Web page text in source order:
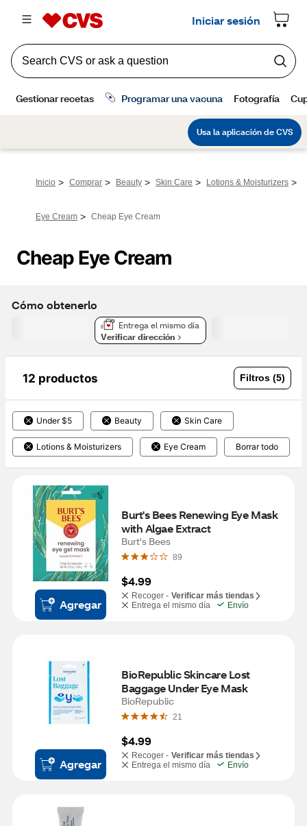
Inicio > Comprar > Beauty > Skin Care > Lotions & Moisturizers >
Eye Cream > Cheap Eye Cream
Cheap Eye Cream
Cómo obtenerlo
Entrega el mismo día
Verificar dirección
12 productos Filtros (5)
Under $5 Beauty Skin Care
Lotions & Moisturizers Eye Cream Borrar todo
Agregar
Burt's Bees Renewing Eye Mask
with Algae Extract
Burt's Bees
89
$4.99
Recoger - Verificar más tiendas
Entrega el mismo día
Envío
Agregar
BioRepublic Skincare Lost
Baggage Under Eye Mask
BioRepublic
21
$4.99
Recoger - Verificar más tiendas
Entrega el mismo día
Envío